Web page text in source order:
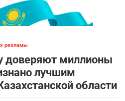
рекламы
доверяют миллионы
лучшим
области